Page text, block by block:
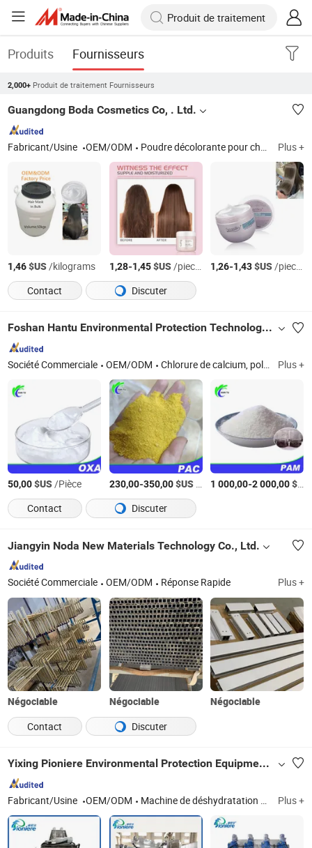
Produits Fournisseurs
2,000+ Produit de traitement Fournisseurs
Guangdong Boda Cosmetics Co, . Ltd.
Fabricant/Usine OEM/ODM Poudre décolorante pour cheveux, couleur de cheveux, crème décolorante pour cheveux, après-shampooing colorant pour cheveux, couleur de cheveux semi-permanente, shampooing pour cheveux, après-shampooing pour cheveux, masque capillaire, traitement capillaire Plus +
1,46$US/kilograms 1,28-1,45$US/pieces 1,26-1,43$US/pieces
Contact
Discuter
Foshan Hantu Environmental Protection Technology Co., Ltd.
Société Commerciale OEM/ODM Chlorure de calcium, polyacrylamide, polyacrylamide anionique, polyacrylamide cationique, chlorure de polyaluminium Plus +
50,00$US/Pièce 230,00-350,00$US/Tonne 1 000,00-2 000,00$US
Contact
Discuter
Jiangyin Noda New Materials Technology Co., Ltd.
Société Commerciale OEM/ODM Réponse Rapide Plus +
Négociable Négociable
Négociable
Contact
Discuter
Yixing Pioniere Environmental Protection Equipment Co., Ltd.
Fabricant/Usine OEM/ODM Machine de déshydratation des boues, Système de préparation de polymère Plus +